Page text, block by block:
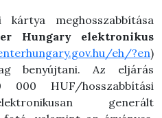
meghosszabbítása
Hungary elektronikus
eh/?en)
benyújtani. Az eljárás
HUF/hosszabbítási
generált